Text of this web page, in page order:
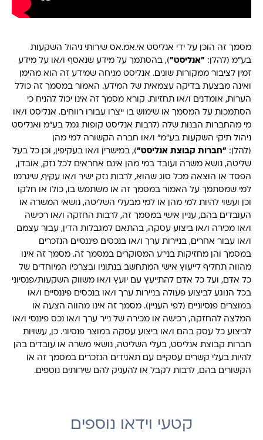
מסמך זה הוכן על ידי אנליסט אי.אמ.אס שירותי ניהול השקעות
בע"מ (להלן: "אנליסט"), בהסתמך על מידע שנאסף ו/או על מידע
זמין לציבור ממקורות שונים. אנליסט מניחה שמידע זה הוא מהימן
ואינה מבצעת בדיקה עצמאית של המידע. האמור במסמך זה כולל
הערות, אומדנים ו/או תחזיות. קורא מסמך זה אינו יכול להניח כי
הסתמכות על המסמך או שימוש בו ייצרו עבורו רווחים. אנליסט ו/או
מי מהחברות הבנות שלה (לרבות אנליסט קופות גמל בע"מ ואנליסט
ניהול תיקי השקעות בע"מ" ו/או חברה הקשורה למי מהן
(להלן: "חברות קבוצת אנליסט"), במישרין ו/או בעקיפין, וכן כל בעל
שליטה, נושא משרה ועובד במי מהן אינם אחראים לכל נזק, אובדן,
הפסד או הוצאה מכל סוג שהוא, לרבות נזק ישיר ו/או עקיף, שיגרמו
למי שמסתמך על האמור במסמך זה או משתמש בו, כולו או חלקו
וכן ועשוי להיות למי מהן או למי מבעלי השליטה, נושאי המשרה או
העובדים בהם, עניין אישי במסמך זה, לרבות החזקה ו/או רכישה
ו/או מכירה ו/או ביצוע עסקה, בהתאם למגבלות הדין, עבור עצמם
ו/או עבור אחרים, בניירות ערך ו/או בנכסים פיננסיים הנזכרים
במסמך והן מחזיקות בני"ע המסוקרים במסמך זה. מסמך זה אינו
מהווה תחליף לייעוץ אישי המתחשב בנתוניו ובצרכיו המיוחדים של
כל אדם, ועל כל אדם להתייעץ עם יועץ ו/או משווק השקעות/פנסיוני
בכל הנוגע לביצוע פעולה בניירות ערך ו/או בנכסים פיננסיים ו/או
במוצרים פנסיוניים (לפי העניין). מסמך זה אינו מהווה הצעה או
המלצה להחזקה, רכישה או מכירה של נייר ערך ו/או נכס פיננסי ו/או
לביצוע כל עסק בהם ו/או ביצוע עסקה במוצר פנסיוני. כן, עשויות
חברות קבוצת אנליסט, בעלי השליטה, נושאי משרה או עובדים בהן
להיות בעלי קשרים עסקיים עם תאגידים הנזכרים במסמך זה או
הקשורים בהם, לרבות לקבל או להעניק להם שירותים נוספים.
קטעי וידאו נוספים